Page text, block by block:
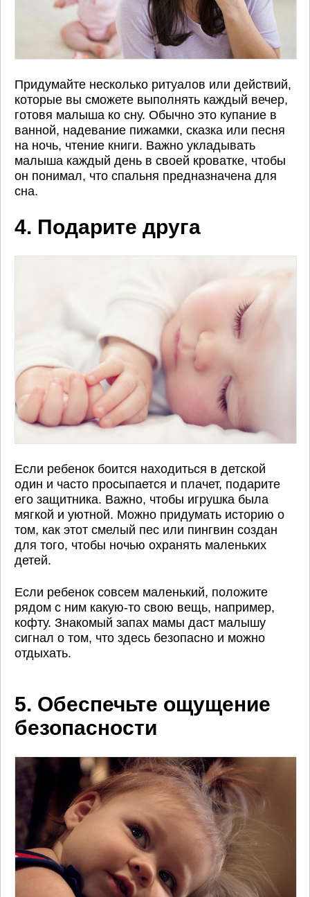
Придумайте несколько ритуалов или действий,
которые вы сможете выполнять каждый вечер,
готовя малыша ко сну. Обычно это купание в
ванной, надевание пижамки, сказка или песня
на ночь, чтение книги. Важно укладывать
малыша каждый день в своей кроватке, чтобы
он понимал, что спальня предназначена для
сна.
4. Подарите друга
Если ребенок боится находиться в детской
один и часто просыпается и плачет, подарите
его защитника. Важно, чтобы игрушка была
мягкой и уютной. Можно придумать историю о
том, как этот смелый пес или пингвин создан
для того, чтобы ночью охранять маленьких
детей.
Если ребенок совсем маленький, положите
рядом с ним какую-то свою вещь, например,
кофту. Знакомый запах мамы даст малышу
сигнал о том, что здесь безопасно и можно
отдыхать.
5. Обеспечьте ощущение
безопасности